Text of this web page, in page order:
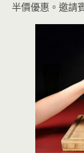
半價優惠。邀請